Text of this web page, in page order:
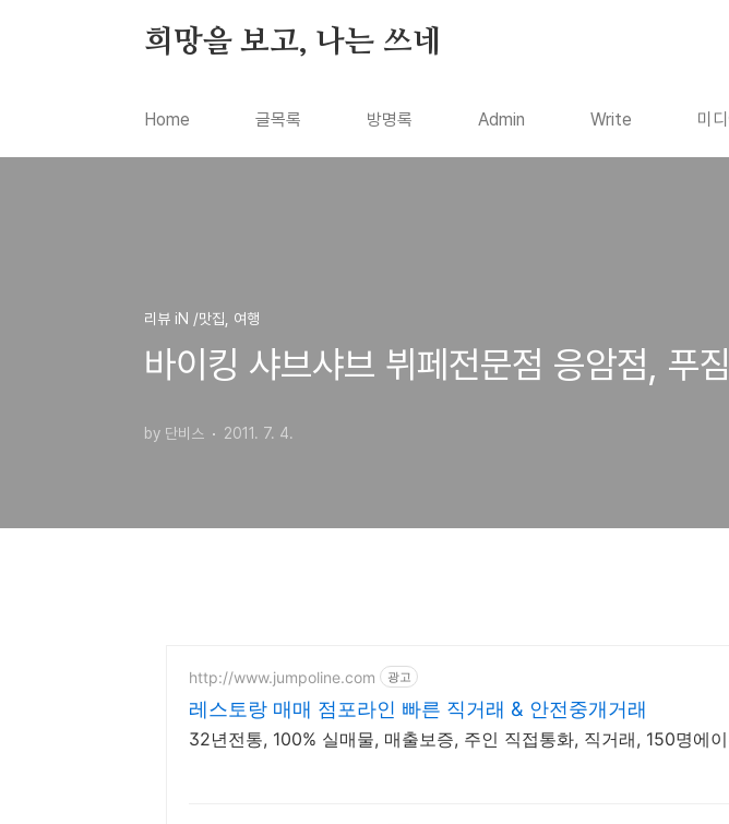
희망을 보고, 나는 쓰네
Home 글목록 방명록 Admin Write 미
리뷰 iN /맛집, 여행
바이킹 샤브샤브 뷔페전문점 응암점, 푸
by 단비스 2011. 7. 4.
http://www.jumpoline.com 광고
레스토랑 매매 점포라인 빠른 직거래 & 안전중개거래
32년전통, 100% 실매물, 매출보증, 주인 직접통화, 직거래, 150명에